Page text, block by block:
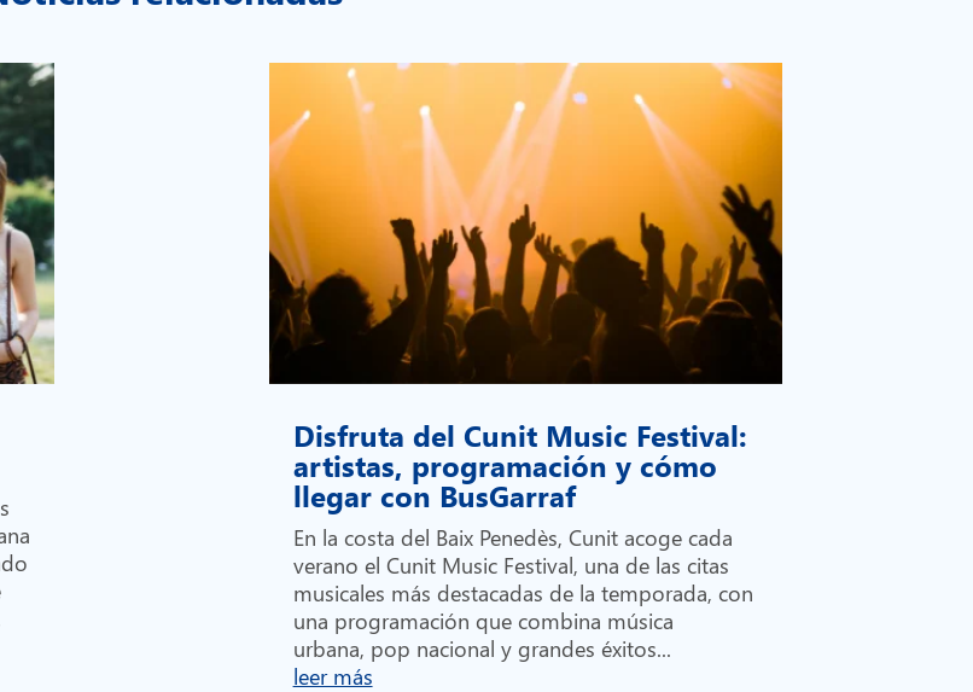
Disfruta del Cunit Music Festival:
artistas, programación y cómo
llegar con BusGarraf
En la costa del Baix Penedès, Cunit acoge cada
verano el Cunit Music Festival, una de las citas
musicales más destacadas de la temporada, con
una programación que combina música
urbana, pop nacional y grandes éxitos...
leer más